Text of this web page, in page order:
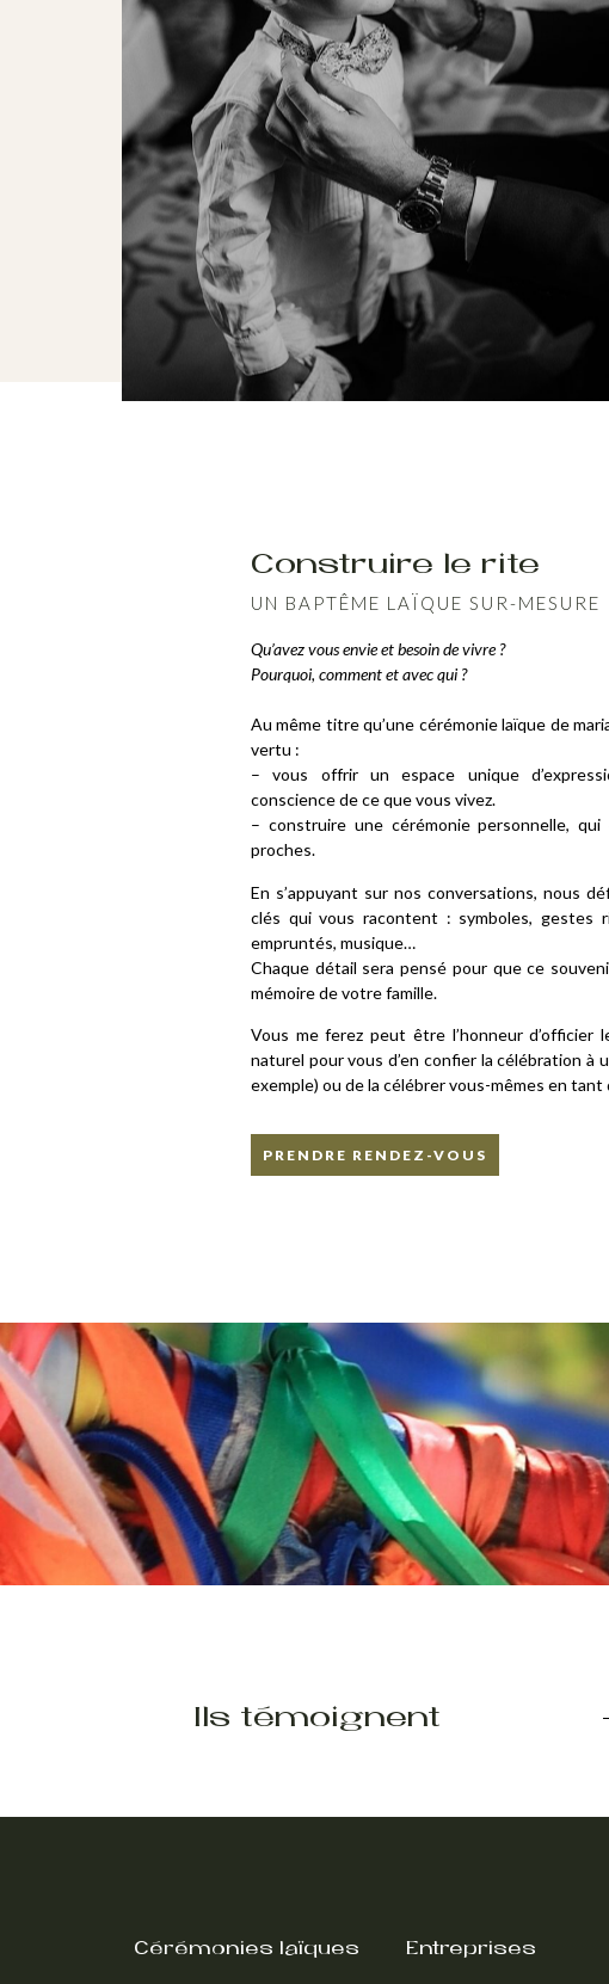
Construire le rite
UN BAPTÊME LAÏQUE SUR-MESURE
Qu’avez vous envie et besoin de vivre ?
Pourquoi, comment et avec qui ?
Au même titre qu’une cérémonie laïque de
vertu :
– vous offrir un espace unique
conscience de ce que vous vivez.
– construire une cérémonie personnelle,
proches.
En s’appuyant sur nos conversations, nous
clés qui vous racontent : symboles, gestes
empruntés, musique…
Chaque détail sera pensé pour que ce
mémoire de votre famille.
Vous me ferez peut être l’honneur d’officier
naturel pour vous d’en confier la célébration à
exemple) ou de la célébrer vous-mêmes en tant
PRENDRE RENDEZ-VOUS
Ils témoignent
Cérémonies laïques Entreprises